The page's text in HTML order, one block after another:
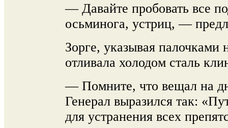
— Давайте пробовать все
осьминога, устриц, —
Зорге, указывая палочками
отливала холодом сталь
— Помните, что вещал на
Генерал выразился так:
для устранения всех